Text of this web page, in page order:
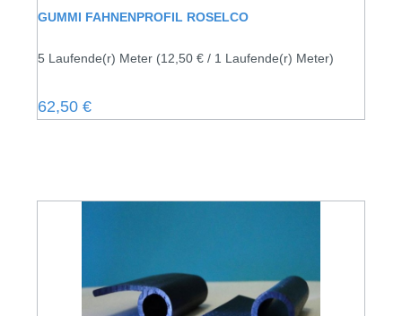
GUMMI FAHNENPROFIL ROSELCO
5 Laufende(r) Meter (12,50 € / 1 Laufende(r) Meter)
Regulärer Preis:
62,50 €